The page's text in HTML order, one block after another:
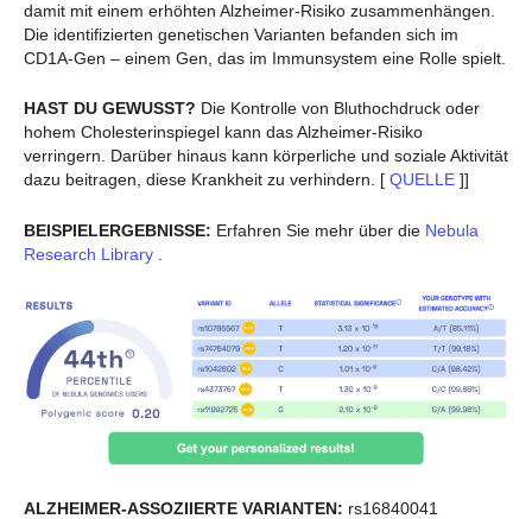
damit mit einem erhöhten Alzheimer-Risiko zusammenhängen.
Die identifizierten genetischen Varianten befanden sich im
CD1A-Gen – einem Gen, das im Immunsystem eine Rolle spielt.
HAST DU GEWUSST? Die Kontrolle von Bluthochdruck oder
hohem Cholesterinspiegel kann das Alzheimer-Risiko
verringern. Darüber hinaus kann körperliche und soziale Aktivität
dazu beitragen, diese Krankheit zu verhindern. [ QUELLE ]]
BEISPIELERGEBNISSE: Erfahren Sie mehr über die Nebula
Research Library
ALZHEIMER-ASSOZIIERTE VARIANTEN: rs16840041